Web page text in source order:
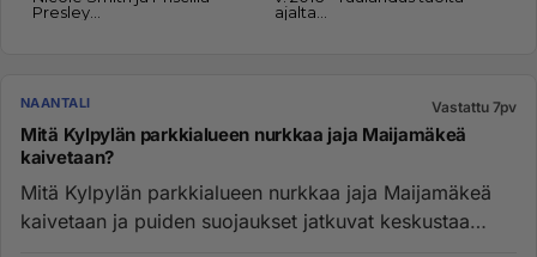
NAANTALI Vastattu 7pv
Mitä Kylpylän parkkialueen nurkkaa jaja Maijamäkeä
kaivetaan?
Mitä Kylpylän parkkialueen nurkkaa jaja Maijamäkeä
kaivetaan ja puiden suojaukset jatkuvat keskustaa